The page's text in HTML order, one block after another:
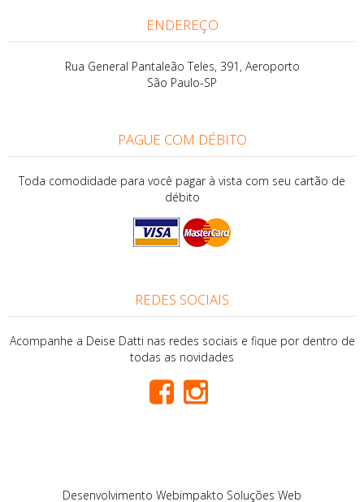
ENDEREÇO
Rua General Pantaleão Teles, 391, Aeroporto
São Paulo-SP
PAGUE COM DÉBITO
Toda comodidade para você pagar à vista com seu cartão de
débito
REDES SOCIAIS
Acompanhe a Deise Datti nas redes sociais e fique por dentro de
todas as novidades
Desenvolvimento Webimpakto Soluções Web